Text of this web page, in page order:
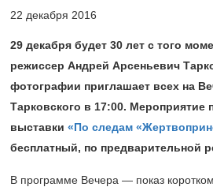
22 декабря 2016
29 декабря будет 30 лет с того
режиссер Андрей Арсеньевич
фотографии приглашает всех на
Тарковского в 17:00. Мероприятие
выставки «По следам
бесплатный, по предварительной
В программе Вечера — показ